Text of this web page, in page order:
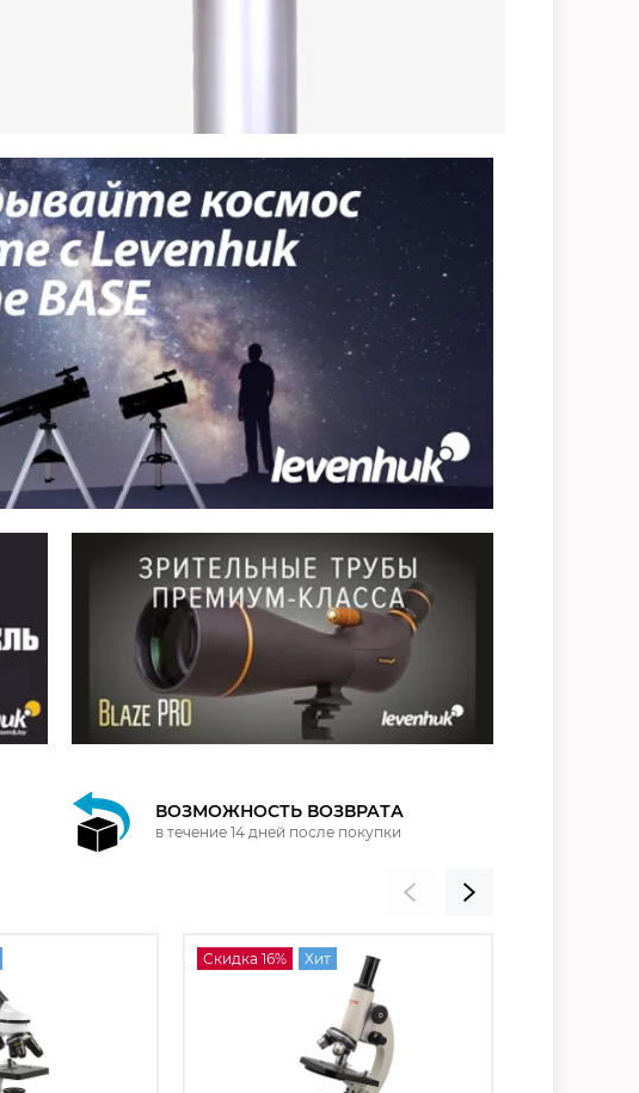
ВОЗМОЖНОСТЬ ВОЗВРАТА
в течение 14 дней после покупки
Скидка 16% Хит